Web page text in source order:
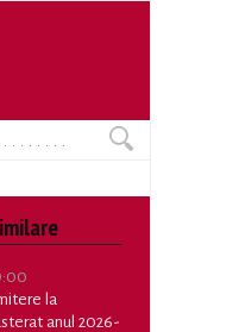
la
anul 2026-